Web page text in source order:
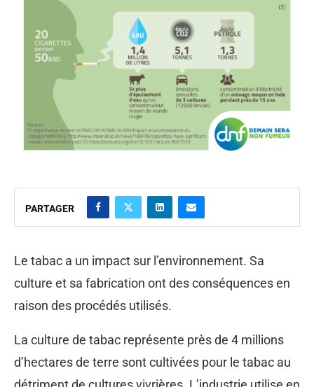
PARTAGER
Le tabac a un impact sur l’environnement. Sa
culture et sa fabrication ont des conséquences en
raison des procédés utilisés.
La culture de tabac représente près de 4 millions
d’hectares de terre sont cultivées pour le tabac au